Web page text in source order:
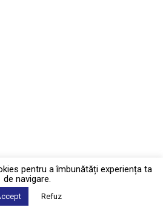
pentru a îmbunătăți experiența ta
de navigare.
Refuz